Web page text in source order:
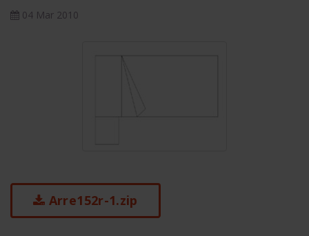
04 Mar 2010
Arre152r-1.zip